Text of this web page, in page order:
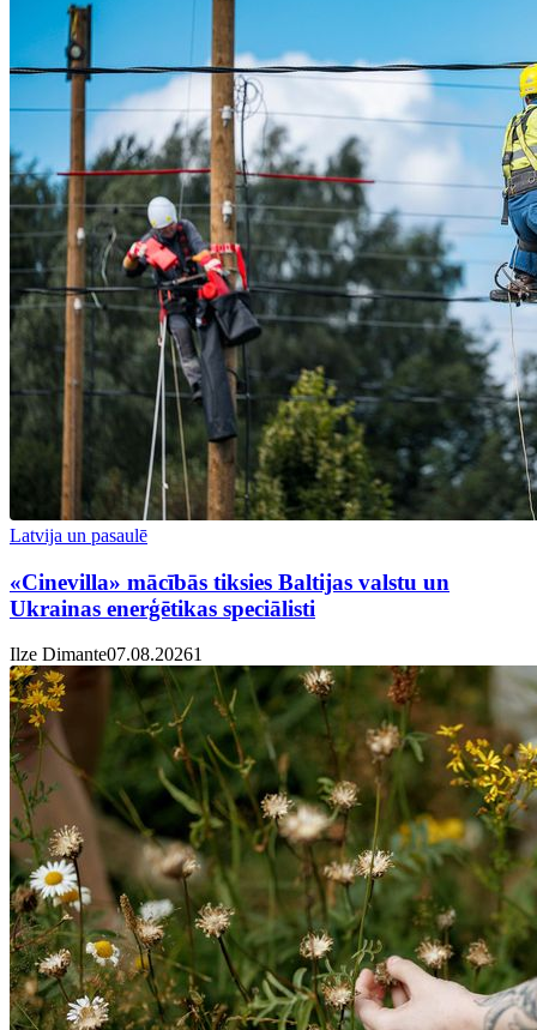
Latvija un pasaulē
«Cinevilla» mācībās tiksies Baltijas valstu un
Ukrainas enerģētikas speciālisti
Ilze Dimante07.08.20261